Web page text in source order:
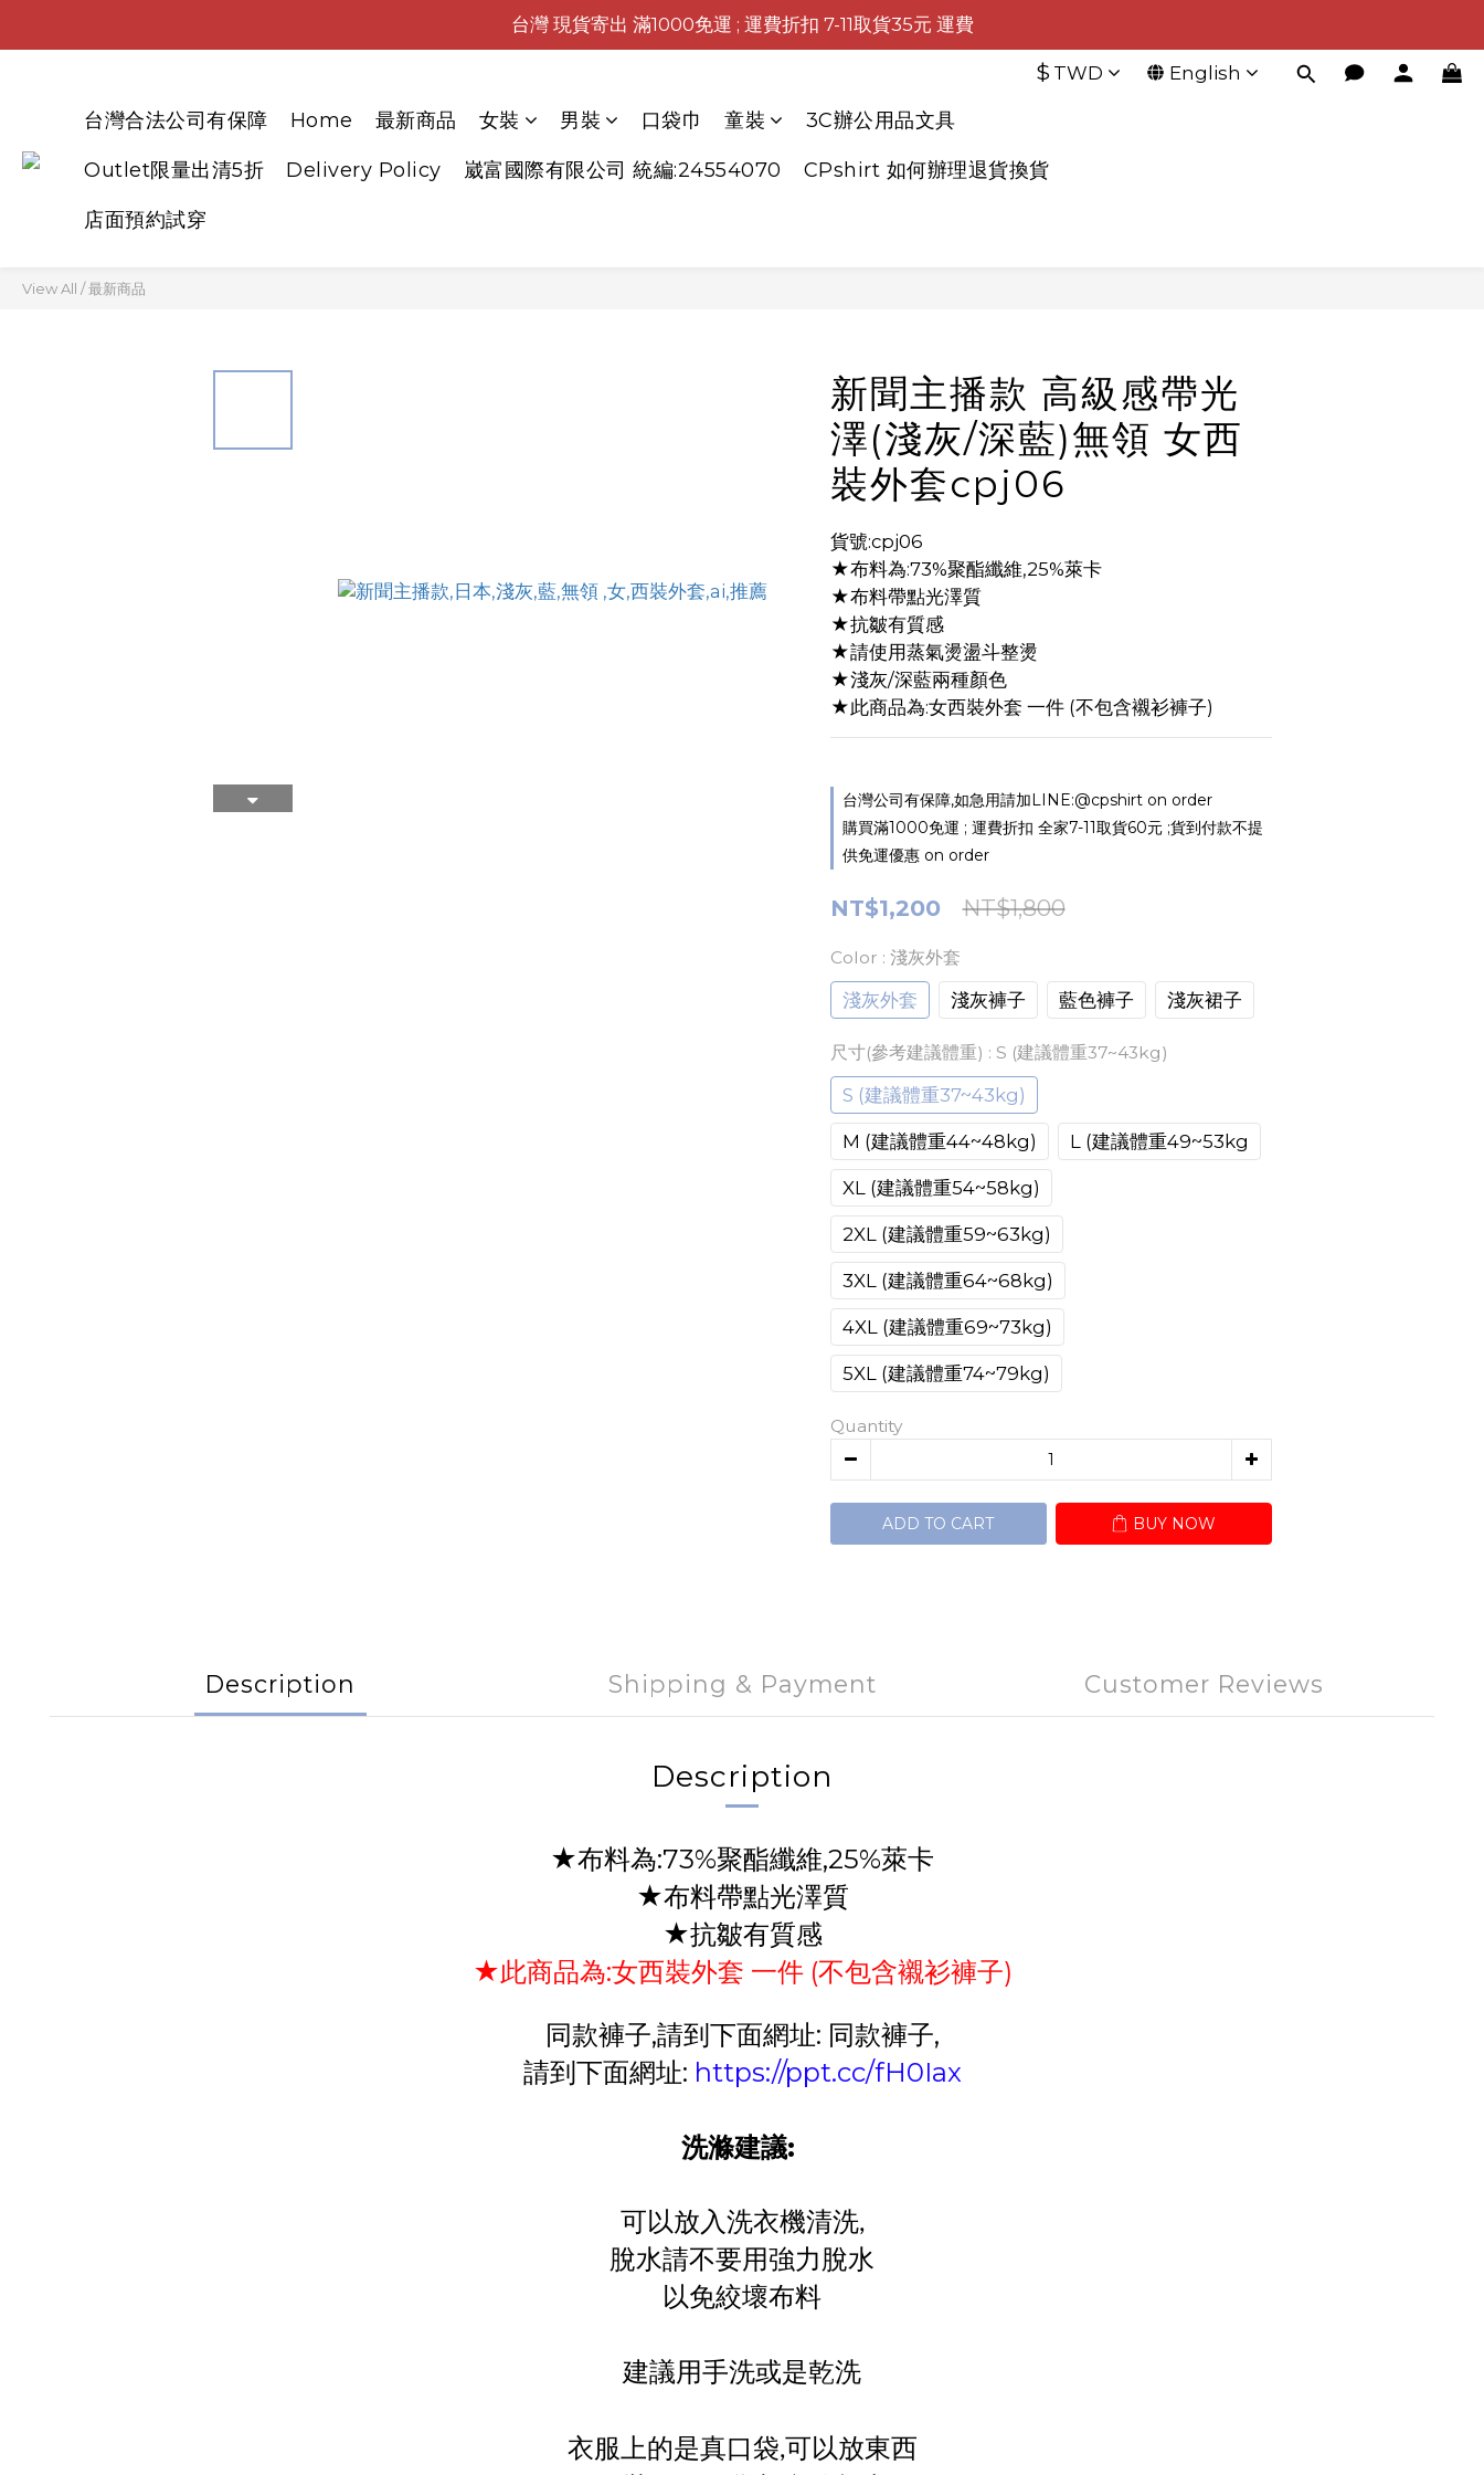
台灣 現貨寄出 滿1000免運 ; 運費折扣 7-11取貨35元 運費
$ TWD English
台灣合法公司有保障 Home 最新商品 女裝 男裝 口袋巾 童裝 3C辦公用品文具
Outlet限量出清5折 Delivery Policy 崴富國際有限公司 統編:24554070 CPshirt 如何辦理退貨換貨
店面預約試穿
View All /最新商品
新聞主播款 高級感帶光
澤(淺灰/深藍)無領 女西
裝外套cpj06
貨號:cpj06
★布料為:73%聚酯纖維,25%萊卡
★布料帶點光澤質
★抗皺有質感
★請使用蒸氣燙盪斗整燙
★淺灰/深藍兩種顏色
★此商品為:女西裝外套 一件 (不包含襯衫褲子)
台灣公司有保障,如急用請加LINE:@cpshirt on order
購買滿1000免運 ; 運費折扣 全家7-11取貨60元 ;貨到付款不提
供免運優惠 on order
NT$1,800
NT$1,200
Color : 淺灰外套
淺灰外套 淺灰褲子 藍色褲子 淺灰裙子
尺寸(參考建議體重) : S (建議體重37~43kg)
S (建議體重37~43kg)
M (建議體重44~48kg) L (建議體重49~53kg
XL (建議體重54~58kg)
2XL (建議體重59~63kg)
3XL (建議體重64~68kg)
4XL (建議體重69~73kg)
5XL (建議體重74~79kg)
Quantity
ADD TO CART BUY NOW
Description Shipping & Payment Customer Reviews
Description
★布料為:73%聚酯纖維,25%萊卡
★布料帶點光澤質
★抗皺有質感
★此商品為:女西裝外套 一件 (不包含襯衫褲子)
同款褲子,請到下面網址: 同款褲子,
請到下面網址: https://ppt.cc/fH0Iax
洗滌建議:
可以放入洗衣機清洗,
脫水請不要用強力脫水
以免絞壞布料
建議用手洗或是乾洗
衣服上的是真口袋,可以放東西